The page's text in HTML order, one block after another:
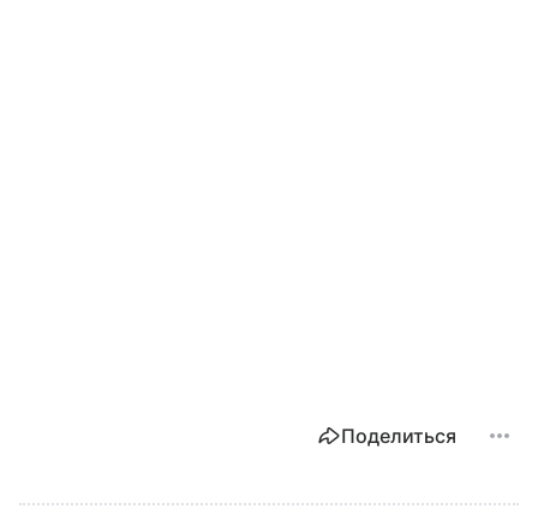
Поделиться